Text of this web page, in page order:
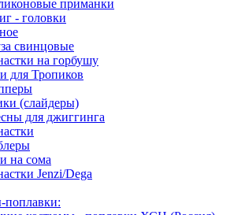
приманки
- головки
свинцовые
на горбушу
для Тропиков
(слайдеры)
для джиггинга
на сома
Jenzi/Dega